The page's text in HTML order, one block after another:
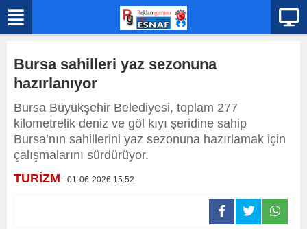
Bursa sahilleri yaz sezonuna
hazırlanıyor
Bursa Büyükşehir Belediyesi, toplam 277
kilometrelik deniz ve göl kıyı şeridine sahip
Bursa’nın sahillerini yaz sezonuna hazırlamak için
çalışmalarını sürdürüyor.
TURİZM - 01-06-2026 15:52